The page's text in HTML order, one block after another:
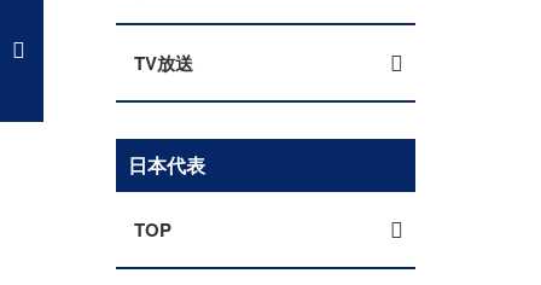
TV放送
日本代表
TOP